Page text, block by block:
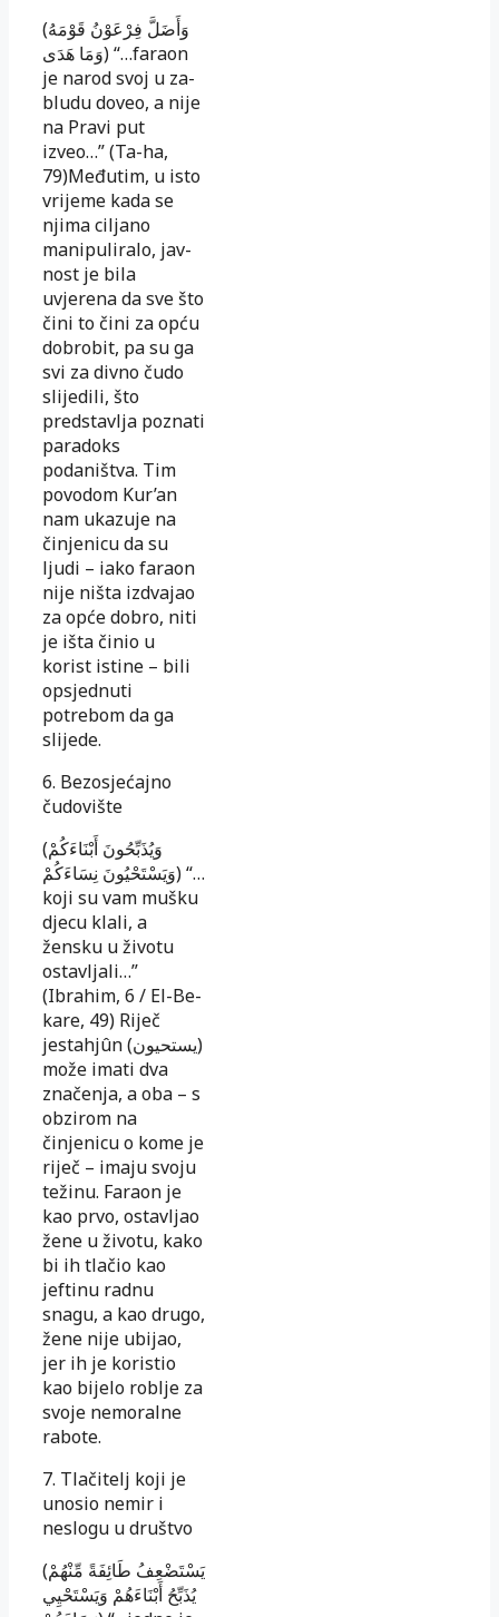
(وَأَضَلَّ فِرْعَوْنُ قَوْمَهُ
وَمَا هَدَى) “…faraon
je narod svoj u za­
blu­­du doveo, a nije
na Pravi put
izveo…” (Ta-ha,
79)Me­đu­tim, u isto
vrijeme kada se
njima ciljano
manipuliralo, jav­
nost je bila
uvjerena da sve što
čini to čini za opću
do­bro­bit, pa su ga
svi za divno čudo
slijedili, što
predstavlja po­znati
paradoks
podaništva. Tim
povodom Kur’an
nam uka­zuje na
činjenicu da su
ljudi – iako faraon
nije ništa iz­dvajao
za opće dobro, niti
je išta činio u
korist istine – bili
opsjednuti
potrebom da ga
slijede.
6. Bezosjećajno
čudovište
(وَيُذَبِّحُونَ أَبْنَاءَكُمْ
وَيَسْتَحْيُونَ نِسَاءَكُمْ) “…
koji su vam mušku
dje­cu klali, a
žensku u životu
ostavljali…”
(Ibrahim, 6 / El-Be­
kare, 49) Riječ
jestahjûn (يستحيون)
može imati dva
zna­če­nja, a oba – s
obzirom na
činjenicu o kome je
riječ – ima­ju svoju
težinu. Faraon je
kao prvo, ostavljao
žene u ži­votu, kako
bi ih tlačio kao
jeftinu radnu
snagu, a kao dru­go,
žene nije ubijao,
jer ih je koristio
kao bijelo roblje za
svoje nemoralne
rabote.
7. Tlačitelj koji je
unosio nemir i
neslogu u društvo
(يَسْتَضْعِفُ طَائِفَةً مِّنْهُمْ
يُذَبِّحُ أَبْنَاءَهُمْ وَيَسْتَحْيِي